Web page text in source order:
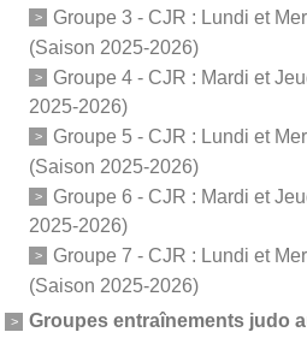
Groupe 3 - CJR : Lundi et
(Saison 2025-2026)
Groupe 4 - CJR : Mardi et
2025-2026)
Groupe 5 - CJR : Lundi et
(Saison 2025-2026)
Groupe 6 - CJR : Mardi et
2025-2026)
Groupe 7 - CJR : Lundi et
(Saison 2025-2026)
Groupes entraînements judo